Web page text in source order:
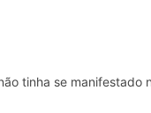
tinha se